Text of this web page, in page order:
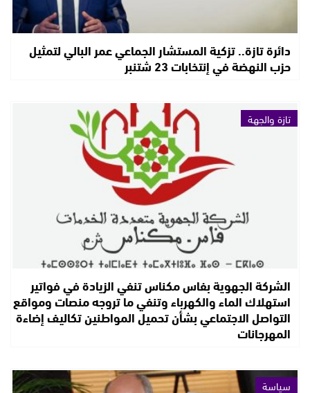
دائرة تازة.. تزكية المستشار الجماعي عمر البالي لتمثيل
حزب النهضة في إنتخابات 23 شتنبر
تازة والجهة
الشركة الجهوية بفاس مكناس تنفي الزيادة في فواتير
استهلاك الماء والكهرباء وتنفي ما تروجه منصات ومواقع
التواصل الاجتماعي بشأن تحميل المواطنين تكاليف إضاءة
المهرجانات
سياسة